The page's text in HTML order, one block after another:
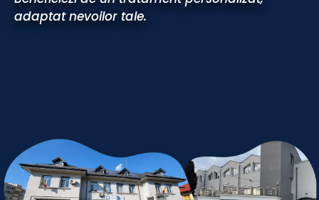
adaptat nevoilor tale.